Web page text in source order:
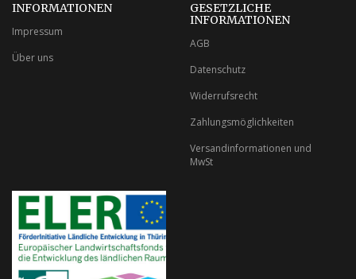
INFORMATIONEN
Impressum
Über uns
GESETZLICHE
INFORMATIONEN
AGB
Datenschutz
Widerrufsrecht
Zahlungsmöglichkeiten
Versandinformationen und
MwSt